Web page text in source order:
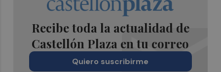
Recibe toda la actualidad de
Castellón Plaza en tu correo
Quiero suscribirme